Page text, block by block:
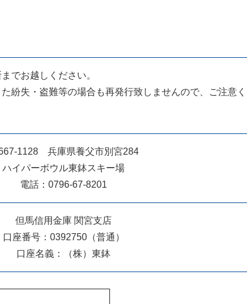
でお越しください。
紛失・盗難等の場合も再発行致しませんので、ご注意く
1128 兵庫県養父市別宮284
ハイパーボウル東鉢スキー場
電話：0796-67-8201
但馬信用金庫 関宮支店
口座番号：0392750（普通）
口座名義：（株）東鉢